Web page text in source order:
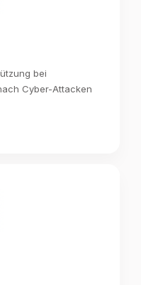
bei
Cyber-Attacken